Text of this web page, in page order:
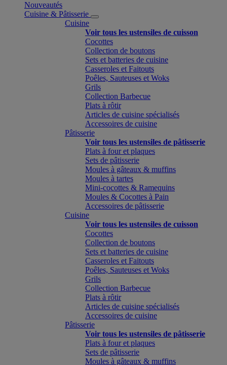
Nouveautés
Cuisine & Pâtisserie
Cuisine
Voir tous les ustensiles de cuisson
Cocottes
Collection de boutons
Sets et batteries de cuisine
Casseroles et Faitouts
Poêles, Sauteuses et Woks
Grils
Collection Barbecue
Plats à rôtir
Articles de cuisine spécialisés
Accessoires de cuisine
Pâtisserie
Voir tous les ustensiles de pâtisserie
Plats à four et plaques
Sets de pâtisserie
Moules à gâteaux & muffins
Moules à tartes
Mini-cocottes & Ramequins
Moules & Cocottes à Pain
Accessoires de pâtisserie
Cuisine
Voir tous les ustensiles de cuisson
Cocottes
Collection de boutons
Sets et batteries de cuisine
Casseroles et Faitouts
Poêles, Sauteuses et Woks
Grils
Collection Barbecue
Plats à rôtir
Articles de cuisine spécialisés
Accessoires de cuisine
Pâtisserie
Voir tous les ustensiles de pâtisserie
Plats à four et plaques
Sets de pâtisserie
Moules à gâteaux & muffins